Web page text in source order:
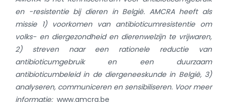
en -resistentie bij dieren in België. AMCRA heeft als
missie 1) voorkomen van antibioticumresistentie om
volks- en diergezondheid en dierenwelzijn te vrijwaren,
2) streven naar een rationele reductie van
antibioticumgebruik en een duurzaam
antibioticumbeleid in de diergeneeskunde in België, 3)
analyseren, communiceren en sensibiliseren. Voor meer
informatie: www.amcra.be